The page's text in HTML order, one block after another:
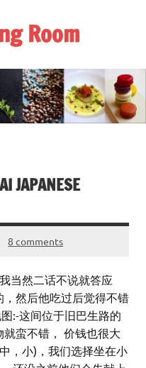
Room
JAPANESE
8 comments
当然二话不说就答应
然后他吃过后觉得不错
:-这间位于旧巴生路的
蛮不错， 价钱也很大
，小)，我们选择坐在小